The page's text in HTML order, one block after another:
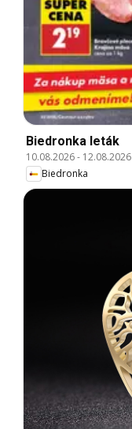
Biedronka leták
10.08.2026- 12.08.2026
Biedronka